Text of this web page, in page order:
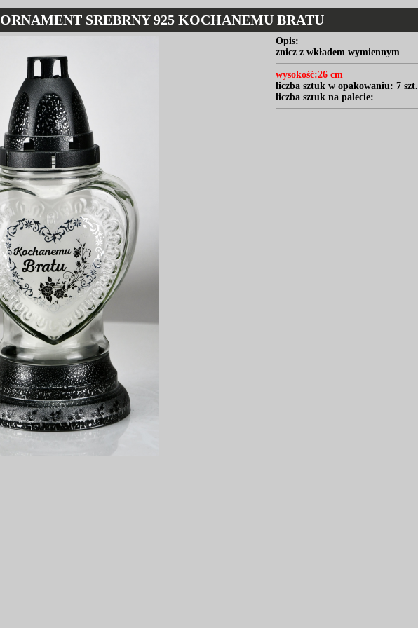
ORNAMENT SREBRNY 925 KOCHANEMU BRATU
Opis:
znicz z wkładem wymiennym
wysokość:26 cm
liczba sztuk w opakowaniu: 7 szt.
liczba sztuk na palecie: